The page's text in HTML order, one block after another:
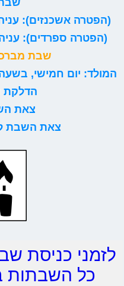
(הפטרה אשכנזים):
(הפטרה ספרדים):
שבת
המולד: יום חמישי, בשעה 8 בבוקר, 15 דקות ו0
הדלקת
צאת
צאת השבת
לזמני כניסת
כל השבתות